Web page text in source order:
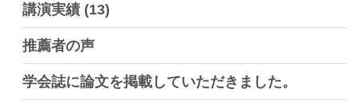
講演実績 (13)
推薦者の声
学会誌に論文を掲載していただきました。